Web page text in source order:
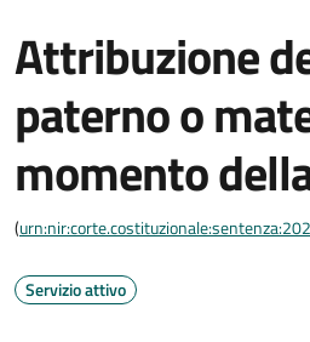
Attribuzione
paterno o
momento
(
Servizio attivo